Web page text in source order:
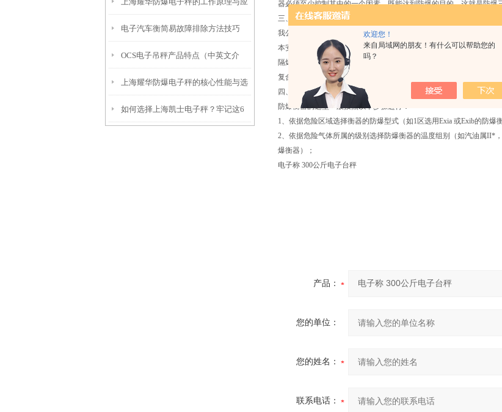
欢迎您！
来自局域网的朋友！有什么可以帮助您的
吗？
不工作怎么解决
用
电子汽车衡简易故障排除方法技巧
OCS电子吊秤产品特点（中英文介
绍）
上海耀华防爆电子秤的核心性能与选
型要点
如何选择上海凯士电子秤？牢记这6
器必须至少控制其中的一个因素，既能达到防爆的目的。这就是防爆
三、防爆模式的选择：
我公司销售防爆模式有三种：本安型、隔爆型、复合型。
本安型：对电子衡器的所有部件均采用本安型防爆措施，适用于jue大
隔爆型：对电子衡器的某些部件采用隔爆箱进行隔离防爆但隔爆箱以
复合型：对电子衡器的某些部件采用隔爆箱进行隔离防爆但隔爆箱以
四、防爆衡器的选型：
防爆衡器的选型一般按照以下步骤进行：
1、依据危险区域选择衡器的防爆型式（如1区选用Exia 或Exib的防爆
2、依据危险气体所属的级别选择防爆衡器的温度组别（如汽油属II*
爆衡器）；
电子称 300公斤电子台秤
产品：
您的单位：
您的姓名：
联系电话：